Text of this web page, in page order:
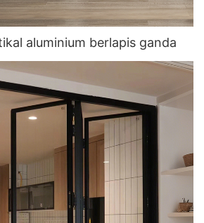
aluminium berlapis ganda